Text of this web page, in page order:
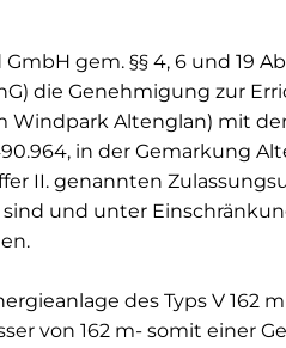
gem. §§ 4, 6 und 19
die Genehmigung zur
Windpark Altenglan) mit
in der Gemarkung
II. genannten
und unter
des Typs V 162
von 162 m- somit einer